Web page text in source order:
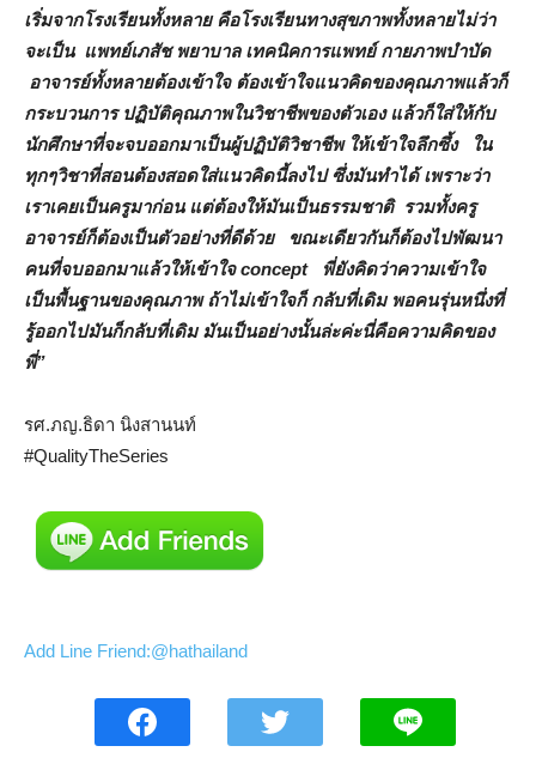
เริ่มจากโรงเรียนทั้งหลาย คือโรงเรียนทางสุขภาพทั้งหลายไม่ว่า
จะเป็น แพทย์เภสัช พยาบาล เทคนิคการแพทย์ กายภาพบำบัด
อาจารย์ทั้งหลายต้องเข้าใจ ต้องเข้าใจแนวคิดของคุณภาพแล้วก็
กระบวนการ ปฏิบัติคุณภาพในวิชาชีพของตัวเอง แล้วก็ใส่ให้กับ
นักศึกษาที่จะจบออกมาเป็นผู้ปฏิบัติวิชาชีพ ให้เข้าใจลึกซึ้ง
ใน
ทุกๆวิชาที่สอนต้องสอดใส่แนวคิดนี้ลงไป ซึ่งมันทำได้ เพราะว่า
เราเคยเป็นครูมาก่อน แต่ต้องให้มันเป็นธรรมชาติ รวมทั้งครู
อาจารย์ก็ต้องเป็นตัวอย่างที่ดีด้วย ขณะเดียวกันก็ต้องไปพัฒนา
คนที่จบออกมาแล้วให้เข้าใจ concept พี่ยังคิดว่าความเข้าใจ
เป็นพื้นฐานของคุณภาพ ถ้าไม่เข้าใจก็ กลับที่เดิม พอคนรุ่นหนึ่งที่
รู้ออกไปมันก็กลับที่เดิม มันเป็นอย่างนั้นล่ะค่ะนี่คือความคิดของ
พี่”
รศ.ภญ.ธิดา นิงสานนท์
#QualityTheSeries
Add Line Friend:@hathailand